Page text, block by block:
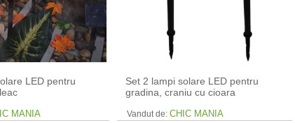
LED pentru
MANIA
Set 2 lampi solare LED pentru
gradina, craniu cu cioara
Vandut de: CHIC MANIA